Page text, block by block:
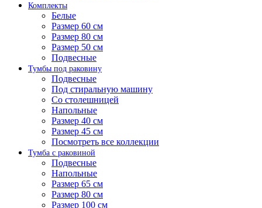
Комплекты
Белые
Размер 60 см
Размер 80 см
Размер 50 см
Подвесные
Тумбы под раковину
Подвесные
Под стиральную машину
Со столешницей
Напольные
Размер 40 см
Размер 45 см
Посмотреть все коллекции
Тумба с раковиной
Подвесные
Напольные
Размер 65 см
Размер 80 см
Размер 100 см